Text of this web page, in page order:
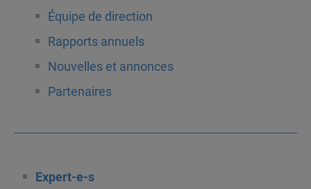
Équipe de direction
Rapports annuels
Nouvelles et annonces
Partenaires
Expert-e-s